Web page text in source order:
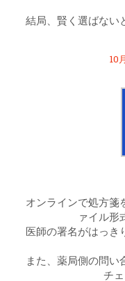
結局、賢く選ばない
10
オンラインで処方箋
ァイル形
医師の署名がはっき
また、薬局側の問
チ